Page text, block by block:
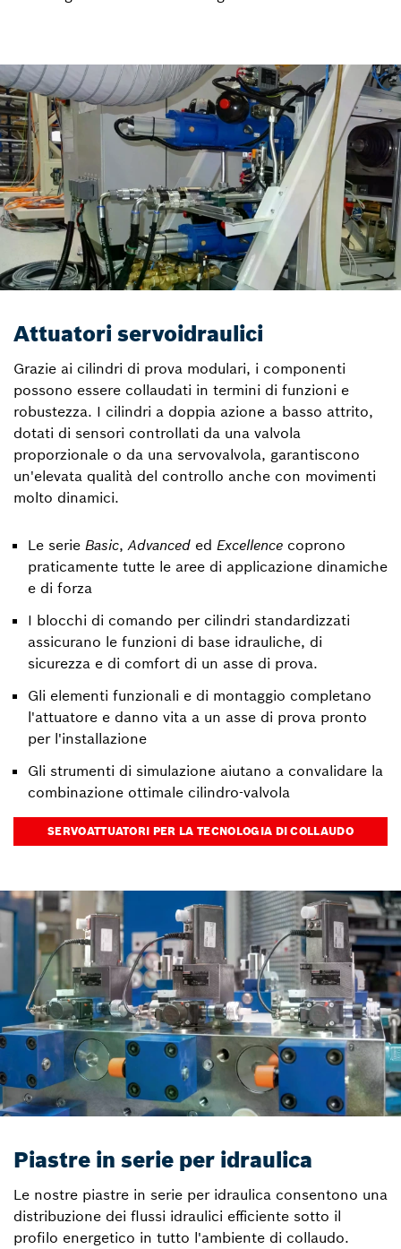
Attuatori servoidraulici
Grazie ai cilindri di prova modulari, i componenti
possono essere collaudati in termini di funzioni e
robustezza. I cilindri a doppia azione a basso attrito,
dotati di sensori controllati da una valvola
proporzionale o da una servovalvola, garantiscono
un'elevata qualità del controllo anche con movimenti
molto dinamici.
Le serie Basic,Advanced ed Excellence coprono
praticamente tutte le aree di applicazione dinamiche
e di forza
I blocchi di comando per cilindri standardizzati
assicurano le funzioni di base idrauliche, di
sicurezza e di comfort di un asse di prova.
Gli elementi funzionali e di montaggio completano
l'attuatore e danno vita a un asse di prova pronto
per l'installazione
Gli strumenti di simulazione aiutano a convalidare la
combinazione ottimale cilindro-valvola
SERVOATTUATORI PER LA TECNOLOGIA DI COLLAUDO
Piastre in serie per idraulica
Le nostre piastre in serie per idraulica consentono una
distribuzione dei flussi idraulici efficiente sotto il
profilo energetico in tutto l'ambiente di collaudo.